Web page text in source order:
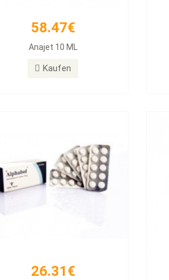
58.47€
Anajet 10 ML
Kaufen
26.31€
26.31€
10mg Tablets, 50 Tablets